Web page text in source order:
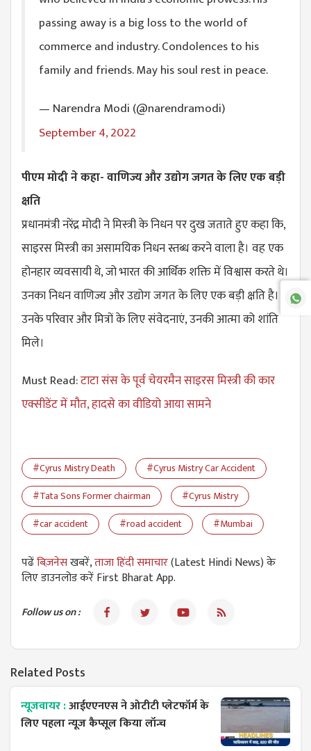
passing away is a big loss to the world of
commerce and industry. Condolences to his
family and friends. May his soul rest in peace.
— Narendra Modi (@narendramodi)
September 4, 2022
पीएम मोदी ने कहा- वाणिज्य और उद्योग जगत के लिए एक बड़ी
क्षति
प्रधानमंत्री नरेंद्र मोदी ने मिस्त्री के निधन पर दुख जताते हुए कहा कि,
साइरस मिस्त्री का असामयिक निधन स्तब्ध करने वाला है। वह एक
होनहार व्यवसायी थे, जो भारत की आर्थिक शक्ति में विश्वास करते थे।
उनका निधन वाणिज्य और उद्योग जगत के लिए एक बड़ी क्षति है।
उनके परिवार और मित्रों के लिए संवेदनाएं, उनकी आत्मा को शांति
मिले।
Must Read:टाटा संस के पूर्व चेयरमैन साइरस मिस्त्री की कार
एक्सीडेंट में मौत, हादसे का वीडियो आया सामने
#Cyrus Mistry Death
#Cyrus Mistry Car Accident
#Tata Sons Former chairman
#Cyrus Mistry
#car accident
#road accident #Mumbai
पढेंबिज़नेसखबरें,ताजा हिंदी समाचार(Latest Hindi News) के
लिए डाउनलोड करें First Bharat App.
Follow us on :
Related Posts
न्यूजवायर :आईएएनएस ने ओटीटी प्लेटफॉर्म के
लिए पहला न्यूज कैप्सूल किया लॉन्च